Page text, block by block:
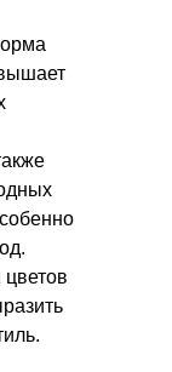
цветов